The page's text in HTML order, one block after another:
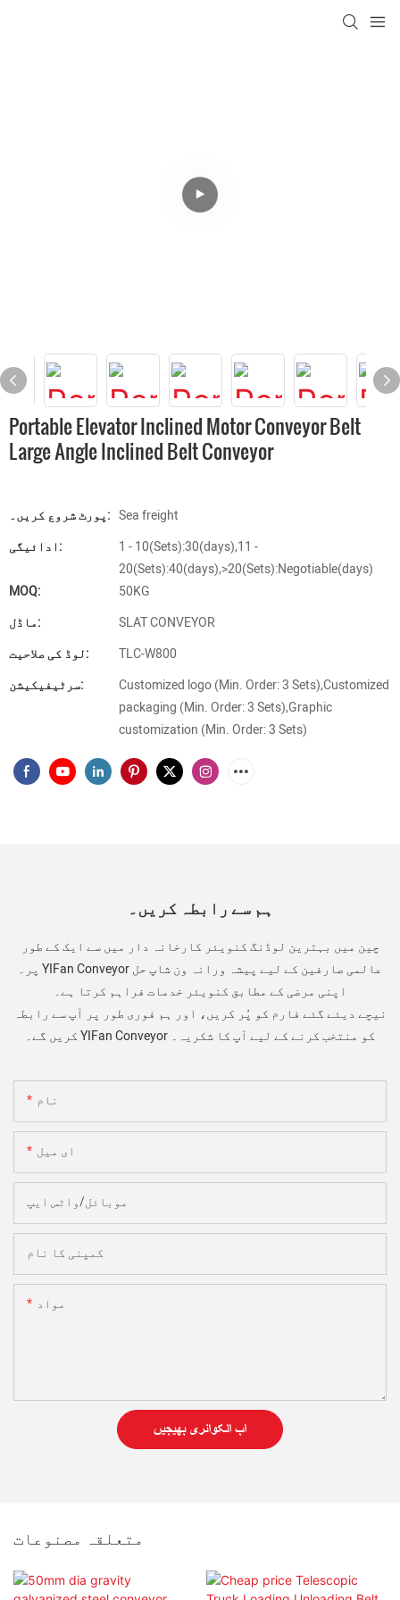
Portable Elevator Inclined Motor Conveyor Belt
Large Angle Inclined Belt Conveyor
پورٹ شروع کریں۔: Sea freight
ادائیگی:
1 - 10(Sets):30(days),11 -
20(Sets):40(days),>20(Sets):Negotiable(days)
MOQ:
50KG
ماڈل:
SLAT CONVEYOR
لوڈ کی صلاحیت:
TLC-W800
سرٹیفیکیشن:
Customized logo (Min. Order: 3 Sets),Customized
packaging (Min. Order: 3 Sets),Graphic
customization (Min. Order: 3 Sets)
ہم سے رابطہ کریں۔
چین میں بہترین لوڈنگ کنویئر کارخانہ دار میں سے ایک کے طور
پر۔ YIFan Conveyor عالمی صارفین کے لیے پیشہ ورانہ ون شاپ حل
اپنی مرضی کے مطابق کنویئر خدمات فراہم کرتا ہے۔
نیچے دیئے گئے فارم کو پُر کریں، اور ہم فوری طور پر آپ سے رابطہ
کریں گے۔ YIFan Conveyor کو منتخب کرنے کے لیے آپ کا شکریہ۔
نام
ای میل
موبائل/واٹس ایپ
کمپنی کا نام
مواد
اب انکوائری بھیجیں
متعلقہ مصنوعات